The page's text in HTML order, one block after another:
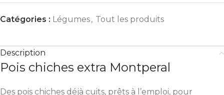
Catégories : Légumes, Tout les produits
Description
Pois chiches extra Montperal
Des pois chiches déjà cuits, prêts à l’emploi, pour